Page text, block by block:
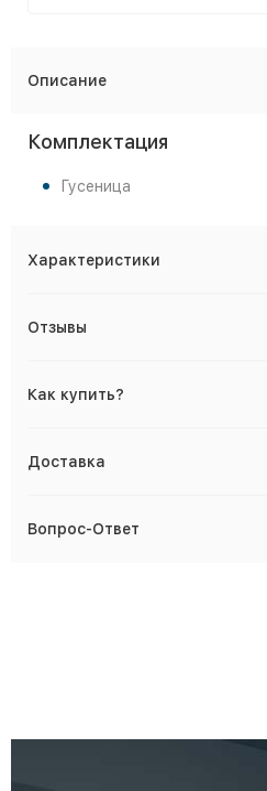
Описание
Комплектация
Гусеница
Характеристики
Отзывы
Как купить?
Доставка
Вопрос-Ответ